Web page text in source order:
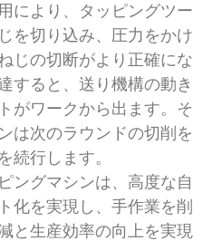
により、タッピングツー
を切り込み、圧力をかけ
じの切断がより正確にな
すると、送り機構の動き
がワークから出ます。そ
は次のラウンドの切削を
続行します。
ングマシンは、高度な自
化を実現し、手作業を削
と生産効率の向上を実現